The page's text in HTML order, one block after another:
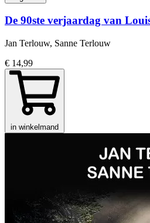
De 90ste verjaardag van
Jan Terlouw, Sanne Terlouw
€ 14,99
in winkelmand